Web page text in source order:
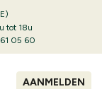
tot 18u
05 60
AANMELDEN